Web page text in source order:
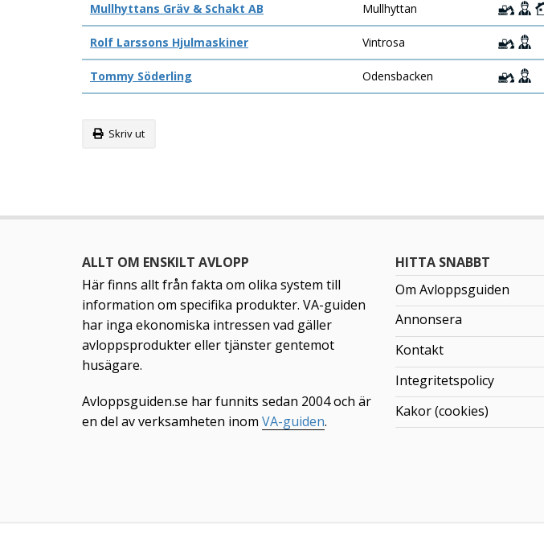
Mullhyttans Gräv & Schakt AB Mullhyttan
Rolf Larssons Hjulmaskiner Vintrosa
Tommy Söderling Odensbacken
Skriv ut
ALLT OM ENSKILT AVLOPP
Här finns allt från fakta om olika system till
information om specifika produkter. VA-guiden
har inga ekonomiska intressen vad gäller
avloppsprodukter eller tjänster gentemot
husägare.
Avloppsguiden.se har funnits sedan 2004 och är
en del av verksamheten inom VA-guiden.
HITTA SNABBT
Om Avloppsguiden
Annonsera
Kontakt
Integritetspolicy
Kakor (cookies)